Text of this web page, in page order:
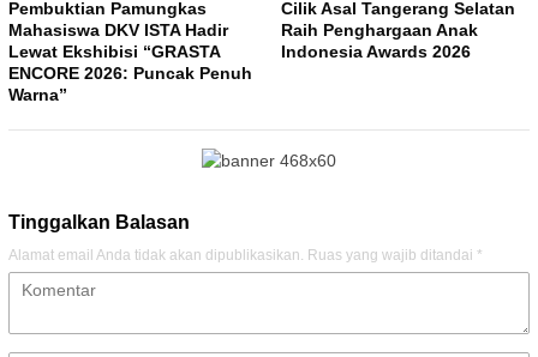
Pembuktian Pamungkas
Mahasiswa DKV ISTA Hadir
Lewat Ekshibisi “GRASTA
ENCORE 2026: Puncak Penuh
Warna”
Cilik Asal Tangerang Selatan
Raih Penghargaan Anak
Indonesia Awards 2026
Tinggalkan Balasan
Alamat email Anda tidak akan dipublikasikan. Ruas yang wajib ditandai *